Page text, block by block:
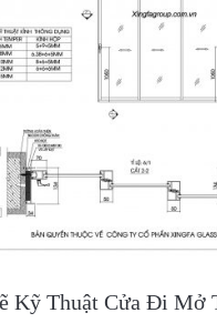
Kỹ Thuật Cửa Đi Mở